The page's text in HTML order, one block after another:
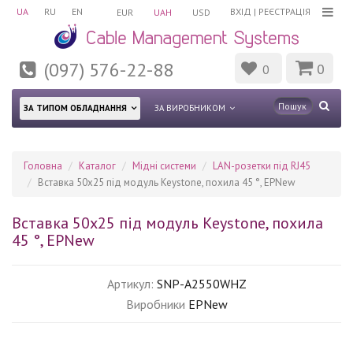
UA RU EN ВХІД | РЕЄСТРАЦІЯ
EUR UAH USD
(097) 576-22-88 0 0
ЗА ТИПОМ ОБЛАДНАННЯ ЗА ВИРОБНИКОМ
Головна Каталог Мідні системи
LAN-розетки під RJ45
Вставка 50х25 під модуль Keystone, похила 45 °, EPNew
Вставка 50х25 під модуль Keystone, похила
45 °, EPNew
Артикул: SNP-A2550WHZ
Виробники EPNew